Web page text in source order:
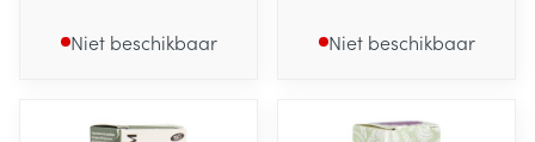
Niet beschikbaar Niet beschikbaar